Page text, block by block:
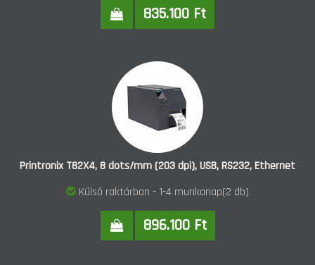
835.100 Ft
Printronix T82X4, 8 dots/mm (203 dpi), USB, RS232, Ethernet
Külső raktárban - 1-4 munkanap(2 db)
896.100 Ft